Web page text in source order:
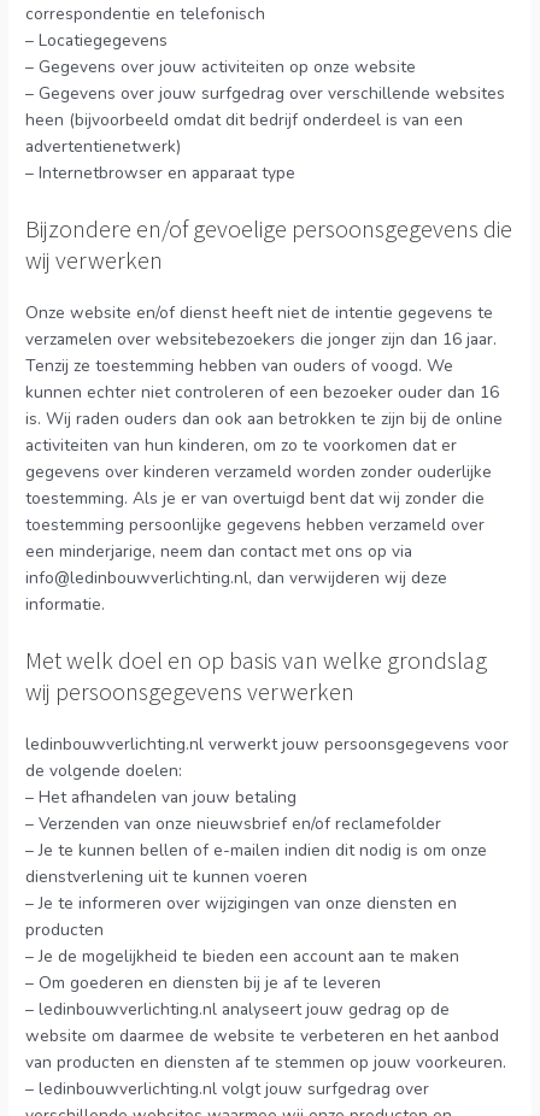
correspondentie en telefonisch
– Locatiegegevens
– Gegevens over jouw activiteiten op onze website
– Gegevens over jouw surfgedrag over verschillende websites
heen (bijvoorbeeld omdat dit bedrijf onderdeel is van een
advertentienetwerk)
– Internetbrowser en apparaat type
Bijzondere en/of gevoelige persoonsgegevens die
wij verwerken
Onze website en/of dienst heeft niet de intentie gegevens te
verzamelen over websitebezoekers die jonger zijn dan 16 jaar.
Tenzij ze toestemming hebben van ouders of voogd. We
kunnen echter niet controleren of een bezoeker ouder dan 16
is. Wij raden ouders dan ook aan betrokken te zijn bij de online
activiteiten van hun kinderen, om zo te voorkomen dat er
gegevens over kinderen verzameld worden zonder ouderlijke
toestemming. Als je er van overtuigd bent dat wij zonder die
toestemming persoonlijke gegevens hebben verzameld over
een minderjarige, neem dan contact met ons op via
info@ledinbouwverlichting.nl, dan verwijderen wij deze
informatie.
Met welk doel en op basis van welke grondslag
wij persoonsgegevens verwerken
ledinbouwverlichting.nl verwerkt jouw persoonsgegevens voor
de volgende doelen:
– Het afhandelen van jouw betaling
– Verzenden van onze nieuwsbrief en/of reclamefolder
– Je te kunnen bellen of e-mailen indien dit nodig is om onze
dienstverlening uit te kunnen voeren
– Je te informeren over wijzigingen van onze diensten en
producten
– Je de mogelijkheid te bieden een account aan te maken
– Om goederen en diensten bij je af te leveren
– ledinbouwverlichting.nl analyseert jouw gedrag op de
website om daarmee de website te verbeteren en het aanbod
van producten en diensten af te stemmen op jouw voorkeuren.
– ledinbouwverlichting.nl volgt jouw surfgedrag over